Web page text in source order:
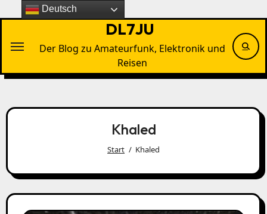
Inhalten
DL7JU
Der Blog zu Amateurfunk, Elektronik und
Reisen
Khaled
Start Khaled
Deutsch